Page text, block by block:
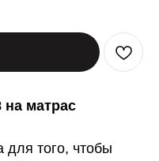
на матрас
для того, чтобы